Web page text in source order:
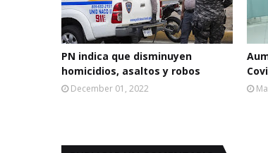
PN indica que disminuyen
homicidios, asaltos y robos
December 01, 2022